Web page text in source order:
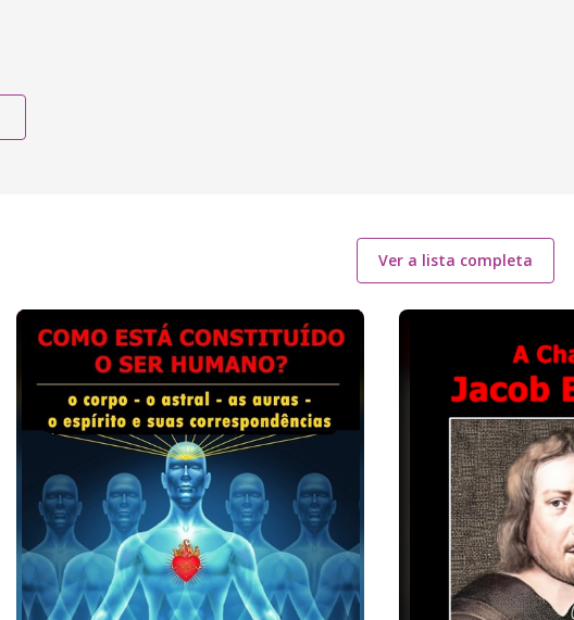
Ver a lista completa